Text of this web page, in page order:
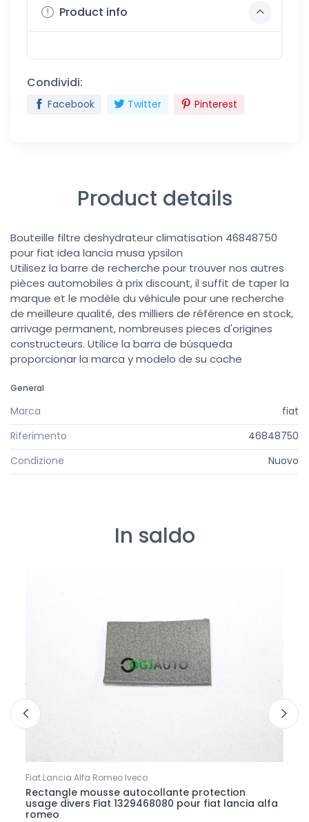
Product info
Condividi:
Facebook Twitter Pinterest
Product details
Bouteille filtre deshydrateur climatisation 46848750
pour fiat idea lancia musa ypsilon
Utilisez la barre de recherche pour trouver nos autres
pièces automobiles à prix discount, il suffit de taper la
marque et le modèle du véhicule pour une recherche
de meilleure qualité, des milliers de référence en stock,
arrivage permanent, nombreuses pieces d'origines
constructeurs. Utilice la barra de búsqueda
proporcionar la marca y modelo de su coche
General
Marca
fiat
Riferimento
46848750
Condizione
Nuovo
In saldo
Fiat Lancia Alfa Romeo Iveco
Rectangle mousse autocollante protection
usage divers Fiat 1329468080 pour fiat lancia alfa
romeo